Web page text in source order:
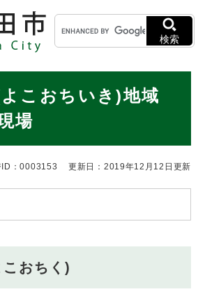
ニューを飛ばして本文へ
キ
ー
ワ
検
検索
こおちいき)地域
場
ID：0003153 更新日：2019年12月12日更新
おちく)